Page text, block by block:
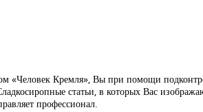
«Человек Кремля», Вы при помощи
статьи, в которых Вас
профессионал.